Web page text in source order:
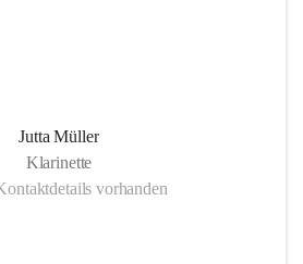
Jutta Müller
Klarinette
vorhanden